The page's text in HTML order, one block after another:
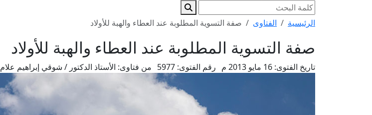
الرئيسية الفتاوى صفة التسوية المطلوبة عند العطاء والهبة للأولاد
صفة التسوية المطلوبة عند العطاء والهبة للأولاد
تاريخ الفتوى: رقم الفتوى: من فتاوى: الأستاذ الدكتور / شوقي إبراهيم علام